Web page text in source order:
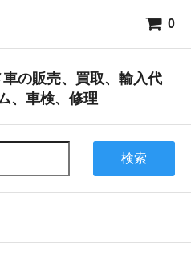
0
の販売、買取、輸入代
、車検、修理
検索